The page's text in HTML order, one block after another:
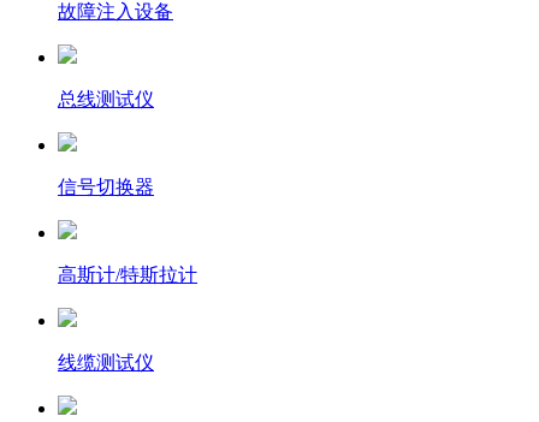
故障注入设备
总线测试仪
信号切换器
高斯计/特斯拉计
线缆测试仪